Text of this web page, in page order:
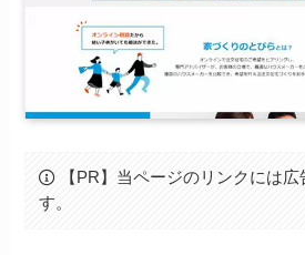
【PR】当ページのリンクには
す。